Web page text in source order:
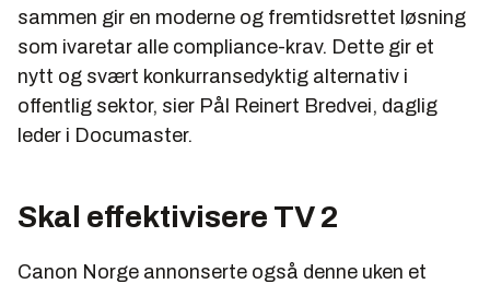
sammen gir en moderne og fremtidsrettet løsning
som ivaretar alle compliance-krav. Dette gir et
nytt og svært konkurransedyktig alternativ i
offentlig sektor, sier Pål Reinert Bredvei, daglig
leder i Documaster.
Skal effektivisere TV 2
Canon Norge annonserte også denne uken et